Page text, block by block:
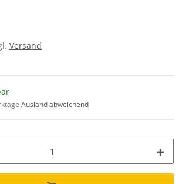
Versand
Ausland abweichend